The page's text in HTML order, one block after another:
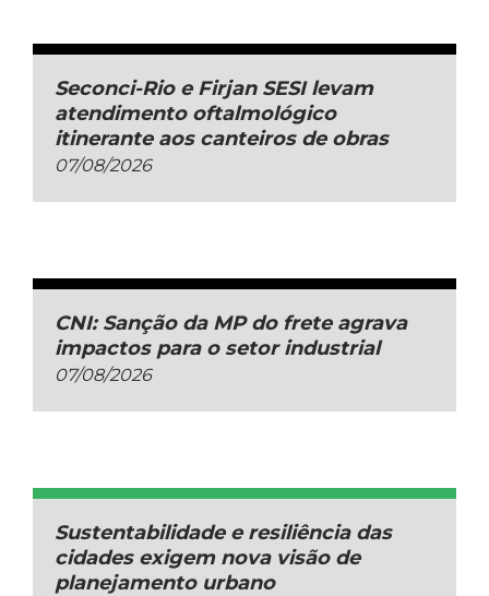
Seconci-Rio e Firjan SESI levam
atendimento oftalmológico
itinerante aos canteiros de obras
07/08/2026
CNI: Sanção da MP do frete agrava
impactos para o setor industrial
07/08/2026
Sustentabilidade e resiliência das
cidades exigem nova visão de
planejamento urbano